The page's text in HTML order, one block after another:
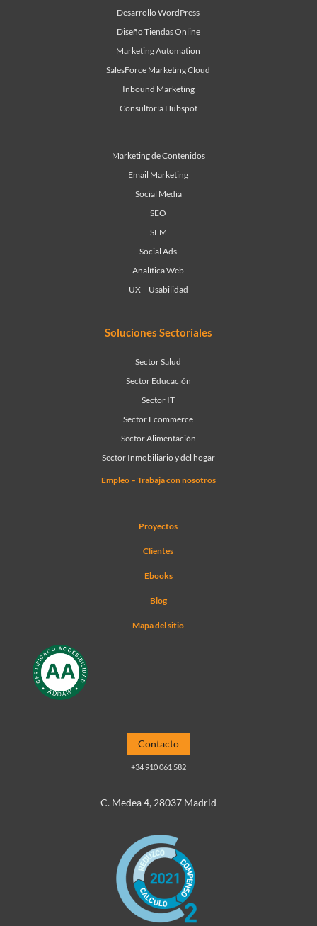
Desarrollo WordPress
Diseño Tiendas Online
Marketing Automation
SalesForce Marketing Cloud
Inbound Marketing
Consultoría Hubspot
Marketing de Contenidos
Email Marketing
Social Media
SEO
SEM
Social Ads
Analítica Web
UX – Usabilidad
Soluciones Sectoriales
Sector Salud
Sector Educación
Sector IT
Sector Ecommerce
Sector Alimentación
Sector Inmobiliario y del hogar
Empleo – Trabaja con nosotros
Proyectos
Clientes
Ebooks
Blog
Mapa del sitio
Contacto
+34 910 061 582
C. Medea 4, 28037 Madrid